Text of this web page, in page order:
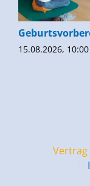
15.08.2026,